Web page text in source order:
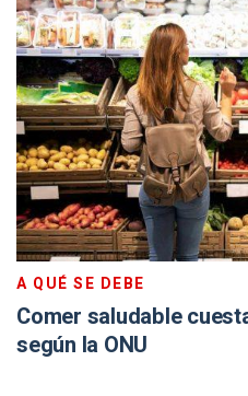
A QUÉ SE DEBE
Comer saludable
según la ONU